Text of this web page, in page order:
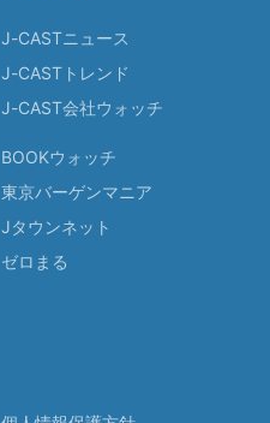
J-CASTニュース
J-CASTトレンド
J-CAST会社ウォッチ
BOOKウォッチ
東京バーゲンマニア
Jタウンネット
ゼロまる